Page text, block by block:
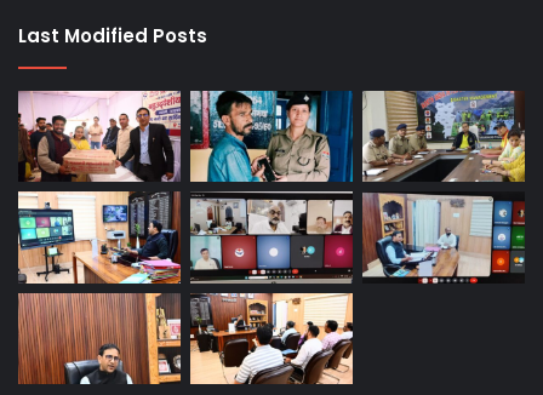
Last Modified Posts